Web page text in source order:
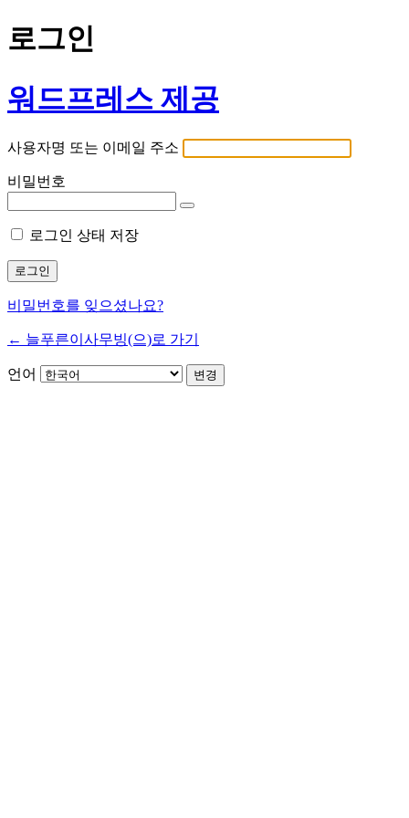
로그인
워드프레스 제공
사용자명 또는 이메일 주소
비밀번호
로그인 상태 저장
비밀번호를 잊으셨나요?
← 늘푸른이사무빙(으)로 가기
언어